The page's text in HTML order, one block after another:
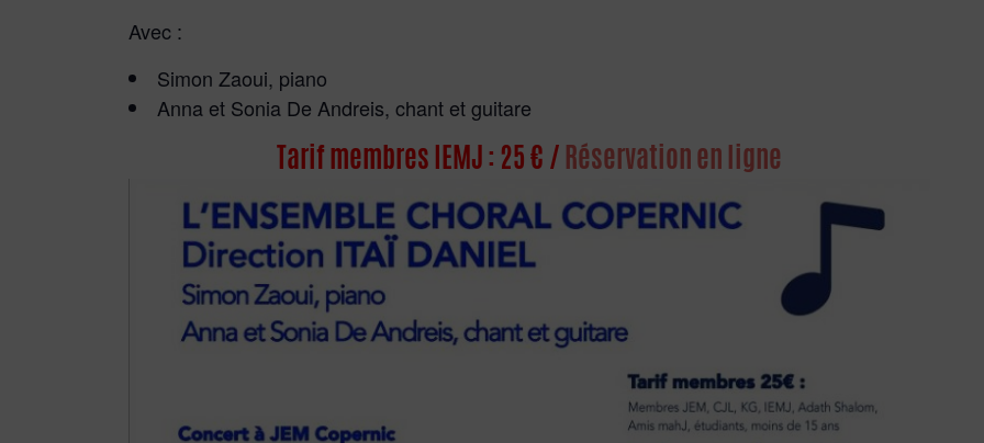
Avec :
Simon Zaoui, piano
Anna et Sonia De Andreis, chant et guitare
Tarif membres IEMJ : 25 € /Réservation en ligne